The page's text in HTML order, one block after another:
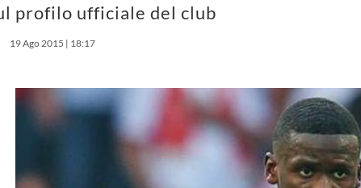
profilo ufficiale del club
19 Ago 2015 | 18:17